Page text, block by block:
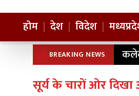
होम | देश | विदेश |
BREAKING NEWS
सूर्य के चारों ओर दिखा